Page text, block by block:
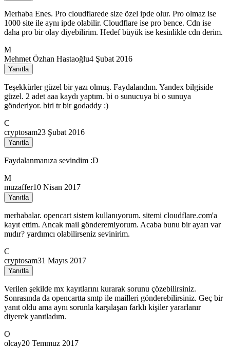
Merhaba Enes. Pro cloudflarede size özel ipde olur. Pro olmaz ise
1000 site ile aynı ipde olabilir. Cloudflare ise pro bence. Cdn ise
daha pro bir olay diyebilirim. Hedef büyük ise kesinlikle cdn derim.
M
Mehmet Özhan Hastaoğlu4 Şubat 2016
Yanıtla
Teşekkürler güzel bir yazı olmuş. Faydalandım. Yandex bilgiside
güzel. 2 adet aaa kaydı yaptım. bi o sunucuya bi o sunuya
gönderiyor. biri tr bir godaddy :)
C
cryptosam23 Şubat 2016
Yanıtla
Faydalanmanıza sevindim :D
M
muzaffer10 Nisan 2017
Yanıtla
merhabalar. opencart sistem kullanıyorum. sitemi cloudflare.com'a
kayıt ettim. Ancak mail gönderemiyorum. Acaba bunu bir ayarı var
mıdır? yardımcı olabilirseniz sevinirim.
C
cryptosam31 Mayıs 2017
Yanıtla
Verilen şekilde mx kayıtlarını kurarak sorunu çözebilirsiniz.
Sonrasında da opencartta smtp ile mailleri gönderebilirsiniz. Geç bir
yanıt oldu ama aynı sorunla karşılaşan farklı kişiler yararlanır
diyerek yanıtladım.
O
olcay20 Temmuz 2017